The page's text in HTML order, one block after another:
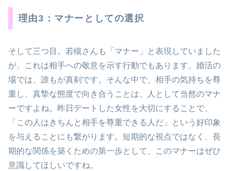
理由3：マナーとしての選択
そして三つ目。若槻さんも「マナー」と表現していました
が、これは相手への敬意を示す行動でもあります。婚活の
場では、誰もが真剣です。そんな中で、相手の気持ちを尊
重し、真摯な態度で向き合うことは、人として当然のマナ
ーですよね。昨日デートした女性を大切にすることで、
「この人はきちんと相手を尊重できる人だ」という好印象
を与えることにも繋がります。短期的な視点ではなく、長
期的な関係を築くための第一歩として、このマナーはぜひ
意識してほしいですね。